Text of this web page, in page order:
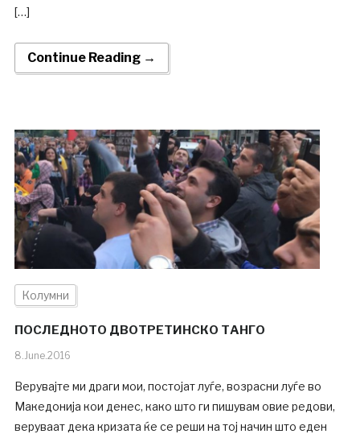
[…]
Continue Reading →
Колумни
ПОСЛЕДНОТО ДВОТРЕТИНСКО ТАНГО
8.June.2016
Верувајте ми драги мои, постојат луѓе, возрасни луѓе во
Македонија кои денес, како што ги пишувам овие редови,
веруваат дека кризата ќе се реши на тој начин што еден